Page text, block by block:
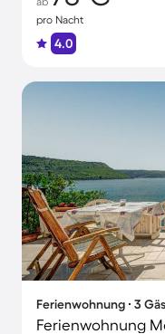
pro Nacht
4.0
Ferienwohnung ∙ 3
Ferienwohnung